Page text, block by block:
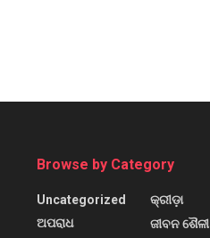
Browse by Category
Uncategorized
ଅପରାଧ
କ୍ରୀଡ଼ା
ଜୀବନ ଶୈଳୀ